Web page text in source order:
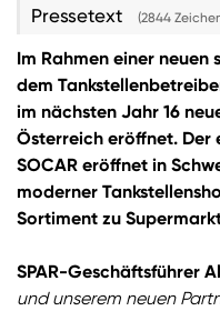
Pressetext (2844
Im Rahmen einer
dem
im nächsten Jahr 16
Österreich eröffnet. Der
SOCAR eröffnet in
moderner
Sortiment zu
SPAR-Geschäftsführer
und unserem neuen